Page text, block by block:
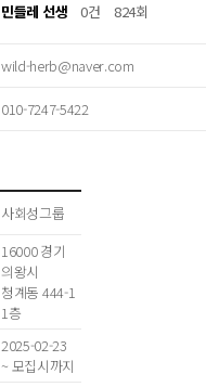
민들레 선생 0건 824회
wild-herb@naver.com
010-7247-5422
사회성그룹
16000 경기
의왕시
청계동 444-1
1층
2025-02-23
~ 모집시까지